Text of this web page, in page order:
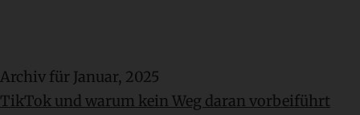
Archiv für Januar, 2025
TikTok und warum kein Weg daran vorbeiführt